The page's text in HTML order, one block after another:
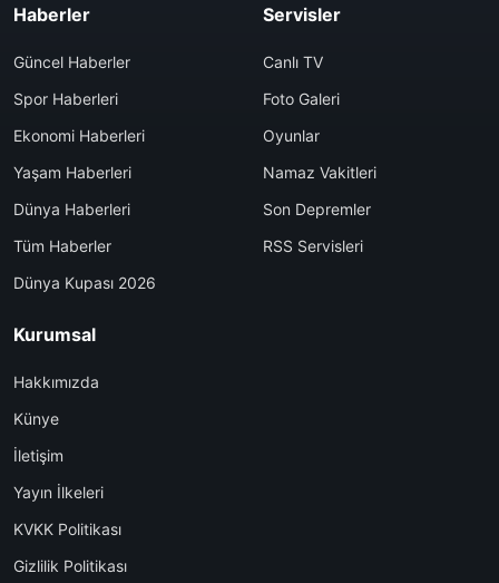
Haberler
Güncel Haberler
Spor Haberleri
Ekonomi Haberleri
Yaşam Haberleri
Dünya Haberleri
Tüm Haberler
Dünya Kupası 2026
Servisler
Canlı TV
Foto Galeri
Oyunlar
Namaz Vakitleri
Son Depremler
RSS Servisleri
Kurumsal
Hakkımızda
Künye
İletişim
Yayın İlkeleri
KVKK Politikası
Gizlilik Politikası